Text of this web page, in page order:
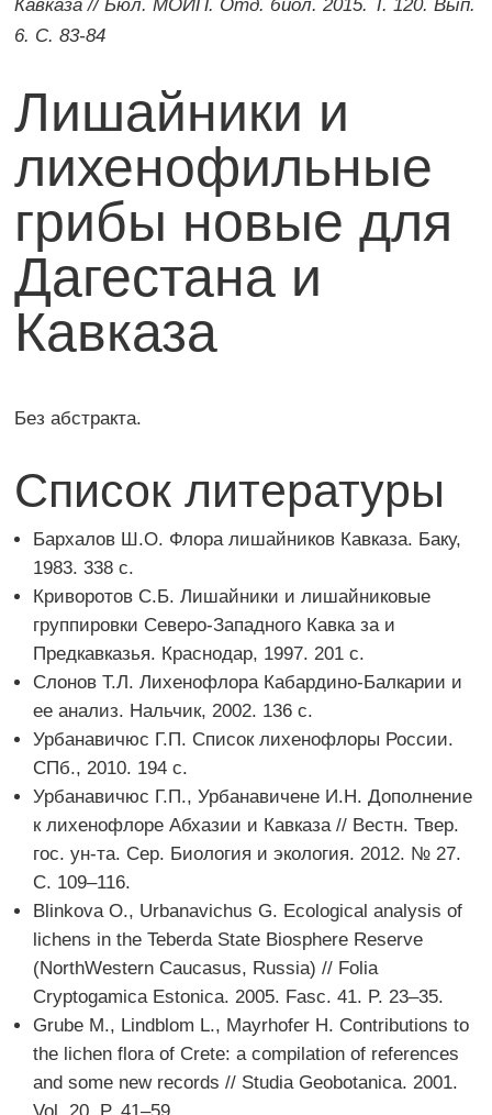
Кавказа // Бюл. МОИП. Отд. биол. 2015. Т. 120. Вып.
6. С. 83-84
Лишайники и
лихенофильные
грибы новые для
Дагестана и
Кавказа
Без абстракта.
Список литературы
Бархалов Ш.О. Флора лишайников Кавказа. Баку,
1983. 338 с.
Криворотов С.Б. Лишайники и лишайниковые
группировки Северо-Западного Кавка за и
Предкавказья. Краснодар, 1997. 201 с.
Слонов Т.Л. Лихенофлора Кабардино-Балкарии и
ее анализ. Нальчик, 2002. 136 с.
Урбанавичюс Г.П. Список лихенофлоры России.
СПб., 2010. 194 с.
Урбанавичюс Г.П., Урбанавичене И.Н. Дополнение
к лихенофлоре Абхазии и Кавказа // Вестн. Твер.
гос. ун-та. Сер. Биология и экология. 2012. № 27.
С. 109–116.
Blinkova O., Urbanavichus G. Ecological analysis of
lichens in the Teberda State Biosphere Reserve
(NorthWestern Caucasus, Russia) // Folia
Cryptogamica Estonica. 2005. Fasc. 41. P. 23–35.
Grube M., Lindblom L., Mayrhofer H. Contributions to
the lichen flora of Crete: a compilation of references
and some new records // Studia Geobotanica. 2001.